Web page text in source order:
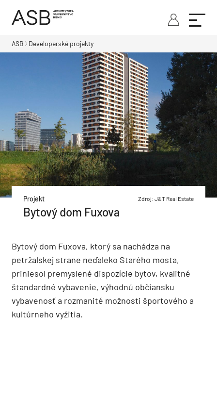
ASB Developerské projekty
Projekt Zdroj: J&T Real Estate
Bytový dom Fuxova
Bytový dom Fuxova, ktorý sa nachádza na
petržalskej strane neďaleko Starého mosta,
priniesol premyslené dispozície bytov, kvalitné
štandardné vybavenie, výhodnú občiansku
vybavenosť a rozmanité možnosti športového a
kultúrneho vyžitia.